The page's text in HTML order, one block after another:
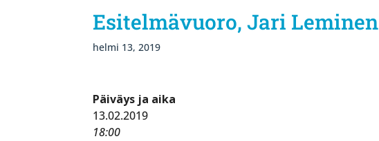
Esitelmävuoro, Jari Leminen
helmi 13, 2019
Päiväys ja aika
13.02.2019
18:00